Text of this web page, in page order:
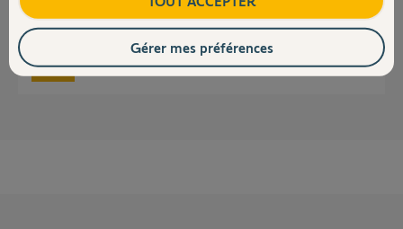
Bonne journée,
Gaëlle B. il y a environ 5 ans
Gérer mes préférences